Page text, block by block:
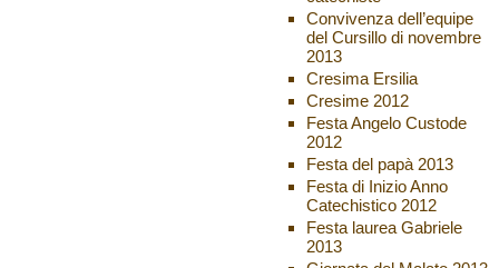
Convivenza dell’equipe
del Cursillo di novembre
2013
Cresima Ersilia
Cresime 2012
Festa Angelo Custode
2012
Festa del papà 2013
Festa di Inizio Anno
Catechistico 2012
Festa laurea Gabriele
2013